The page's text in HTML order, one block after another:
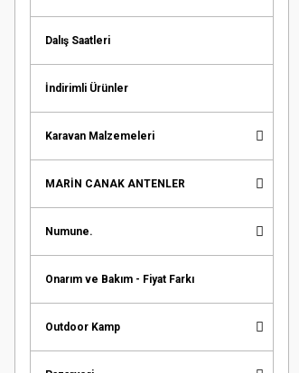
Dalış Saatleri
İndirimli Ürünler
Karavan Malzemeleri
MARİN CANAK ANTENLER
Numune.
Onarım ve Bakım - Fiyat Farkı
Outdoor Kamp